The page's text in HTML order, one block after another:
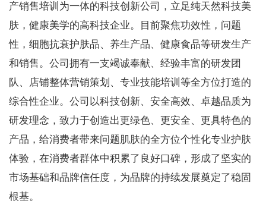
产销售培训为一体的科技创新公司，立足纯天然科技美
肤，健康美学的高科技企业。目前聚焦功效性，问题
性，细胞抗衰护肤品、养生产品、健康食品等研发生产
和销售。公司拥有一支竭诚奉献、经验丰富的研发团
队、店铺整体营销策划、专业技能培训等全方位打造的
综合性企业。公司以科技创新、安全高效、卓越品质为
研发理念，致力于创造出更绿色、更安全、更具特色的
产品，给消费者带来问题肌肤的全方位个性化专业护肤
体验，在消费者群体中积累了良好口碑，形成了坚实的
市场基础和品牌信任度，为品牌的持续发展奠定了稳固
根基。